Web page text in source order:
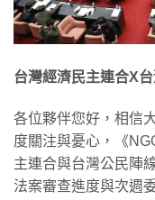
台灣經濟民主連合X
各位夥伴您好，相信
度關注與憂心，《
主連合與台灣公民陣
法案審查進度與次週